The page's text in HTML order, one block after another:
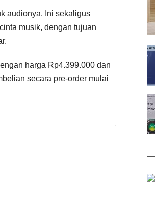
audionya. Ini sekaligus
musik, dengan tujuan
harga Rp4.399.000 dan
secara pre-order mulai